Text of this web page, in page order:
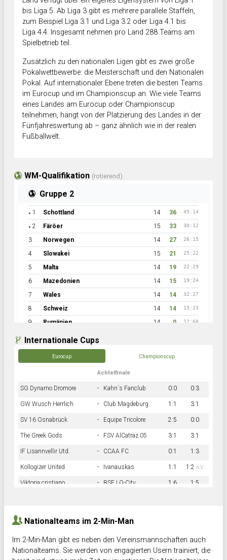
bis Liga 5. Ab Liga 3 gibt es mehrere parallele Staffeln,
zum Beispiel Liga 3.1 und Liga 3.2 oder Liga 4.1 bis
Liga 4.4. Insgesamt nehmen pro Land 288 Teams am
Spielbetrieb teil.
Zusätzlich zu den nationalen Ligen gibt es zwei große
Pokalwettbewerbe: die Meisterschaft und den Nationalen
Pokal. Auf internationaler Ebene treten die besten Teams
im Eurocup und im Championscup an. Wie viele Teams
eines Landes am Eurocup oder Championscup
teilnehmen, hängt von der Platzierung des Landes in der
Fünfjahreswertung ab – ganz ähnlich wie in der realen
Fußballwelt.
WM-Qualifikation (rotierend)
Gruppe 2
● 1 Schottland 14 36 45:14
● 2 Färöer 15 33 30:12
3 Norwegen 14 27 26:15
4 Slowakei 15 21 25:22
5 Malta 14 19 22:29
6 Mazedonien 14 15 19:24
7 Wales 14 14 32:27
8 Schweiz 14 14 15:23
9 Rumänien 14 0 12:60
Internationale Cups
Eurocup Championscup
Achtelfinale
SG Dynamo Dromore - Kahn´s Fanclub 0:0 0:3
GW Wusch Herrlich - Club Magdeburg 1:1 3:1
SV 16 Osnabrück - Equipe Tricolore 2:5 0:0
The Greek Gods - FSV AlCatraz 05 3:1 3:1
IF Lisannvellir Utd. - CCAA FC 0:1 1:3
Kollogizer United - Ivanauskas 1:1 1:2 n.V.
Viktoria cristiano - BSF LO-City 1:6 1:5
Nationalteams im 2-Min-Man
Im 2-Min-Man gibt es neben den Vereinsmannschaften auch
Nationalteams. Sie werden von engagierten Usern trainiert, die